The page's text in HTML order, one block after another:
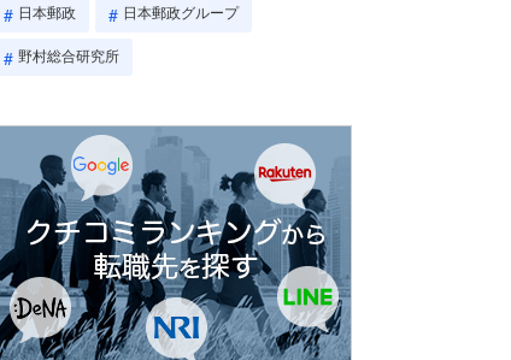
日本郵政 日本郵政グループ
野村総合研究所